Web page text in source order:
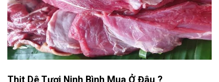
Thịt Dê Tươi Ninh Bình Mua Ở Đâu ?